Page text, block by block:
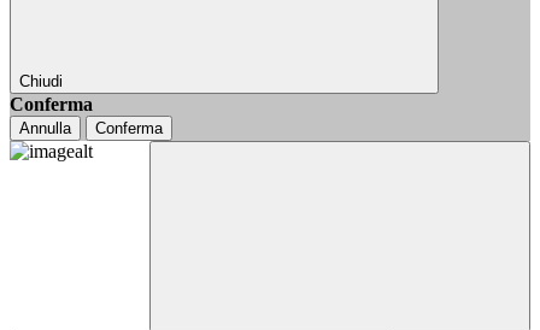
Chiudi
Conferma
Annulla Conferma